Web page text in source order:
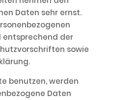
Daten sehr ernst.
der
sowie
benutzen, werden
Daten